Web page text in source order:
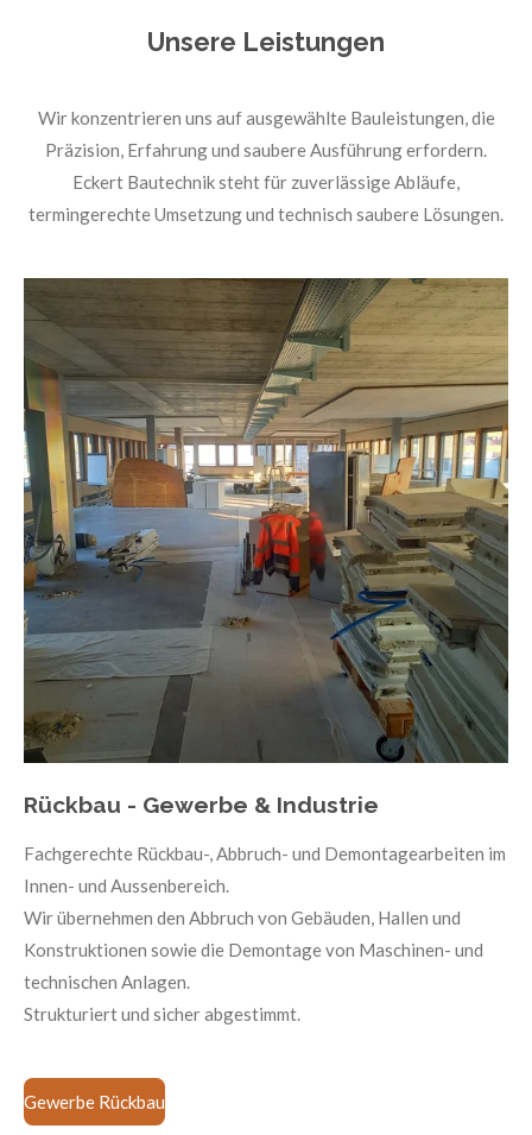
Unsere Leistungen
Wir konzentrieren uns auf ausgewählte Bauleistungen, die
Präzision, Erfahrung und saubere Ausführung erfordern.
Eckert Bautechnik steht für zuverlässige Abläufe,
termingerechte Umsetzung und technisch saubere Lösungen.
Rückbau - Gewerbe & Industrie
Fachgerechte Rückbau-, Abbruch- und Demontagearbeiten im
Innen- und Aussenbereich.
Wir übernehmen den Abbruch von Gebäuden, Hallen und
Konstruktionen sowie die Demontage von Maschinen- und
technischen Anlagen.
Strukturiert und sicher abgestimmt.
Gewerbe Rückbau